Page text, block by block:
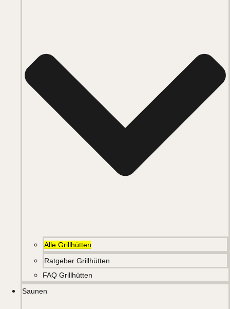
Alle Grillhütten
Ratgeber Grillhütten
FAQ Grillhütten
Saunen